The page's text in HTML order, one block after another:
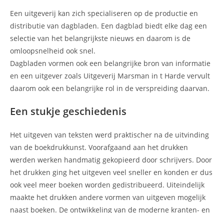
Een uitgeverij kan zich specialiseren op de productie en
distributie van dagbladen. Een dagblad biedt elke dag een
selectie van het belangrijkste nieuws en daarom is de
omloopsnelheid ook snel.
Dagbladen vormen ook een belangrijke bron van informatie
en een uitgever zoals Uitgeverij Marsman in t Harde vervult
daarom ook een belangrijke rol in de verspreiding daarvan.
Een stukje geschiedenis
Het uitgeven van teksten werd praktischer na de uitvinding
van de boekdrukkunst. Voorafgaand aan het drukken
werden werken handmatig gekopieerd door schrijvers. Door
het drukken ging het uitgeven veel sneller en konden er dus
ook veel meer boeken worden gedistribueerd. Uiteindelijk
maakte het drukken andere vormen van uitgeven mogelijk
naast boeken. De ontwikkeling van de moderne kranten- en